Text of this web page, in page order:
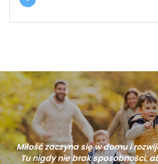
Miłość zaczyna się w domu i
Tu nigdy nie brak sposobności,